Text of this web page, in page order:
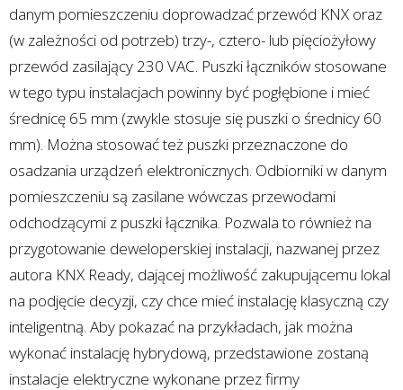
danym pomieszczeniu doprowadzać przewód KNX oraz
(w zależności od potrzeb) trzy-, cztero- lub pięciożyłowy
przewód zasilający 230 VAC. Puszki łączników stosowane
w tego typu instalacjach powinny być pogłębione i mieć
średnicę 65 mm (zwykle stosuje się puszki o średnicy 60
mm). Można stosować też puszki przeznaczone do
osadzania urządzeń elektronicznych. Odbiorniki w danym
pomieszczeniu są zasilane wówczas przewodami
odchodzącymi z puszki łącznika. Pozwala to również na
przygotowanie deweloperskiej instalacji, nazwanej przez
autora KNX Ready, dającej możliwość zakupującemu lokal
na podjęcie decyzji, czy chce mieć instalację klasyczną czy
inteligentną. Aby pokazać na przykładach, jak można
wykonać instalację hybrydową, przedstawione zostaną
instalacje elektryczne wykonane przez firmy